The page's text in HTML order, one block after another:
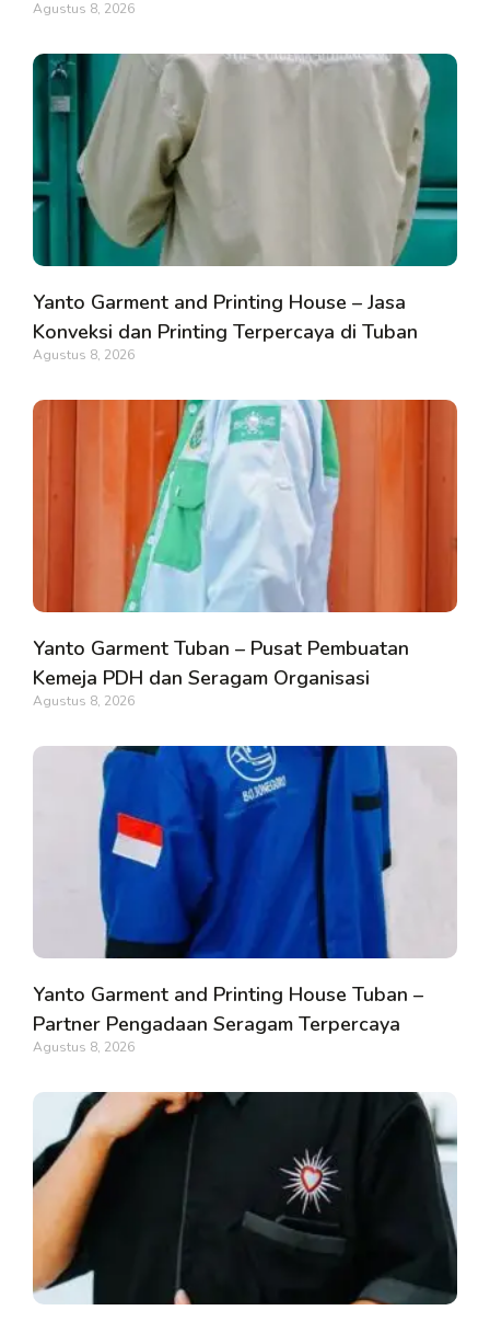
Agustus 8, 2026
Yanto Garment and Printing House – Jasa
Konveksi dan Printing Terpercaya di Tuban
Agustus 8, 2026
Yanto Garment Tuban – Pusat Pembuatan
Kemeja PDH dan Seragam Organisasi
Agustus 8, 2026
Yanto Garment and Printing House Tuban –
Partner Pengadaan Seragam Terpercaya
Agustus 8, 2026